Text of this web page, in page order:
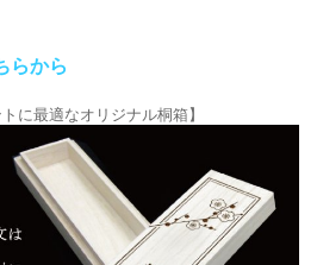
らから
に最適なオリジナル桐箱】